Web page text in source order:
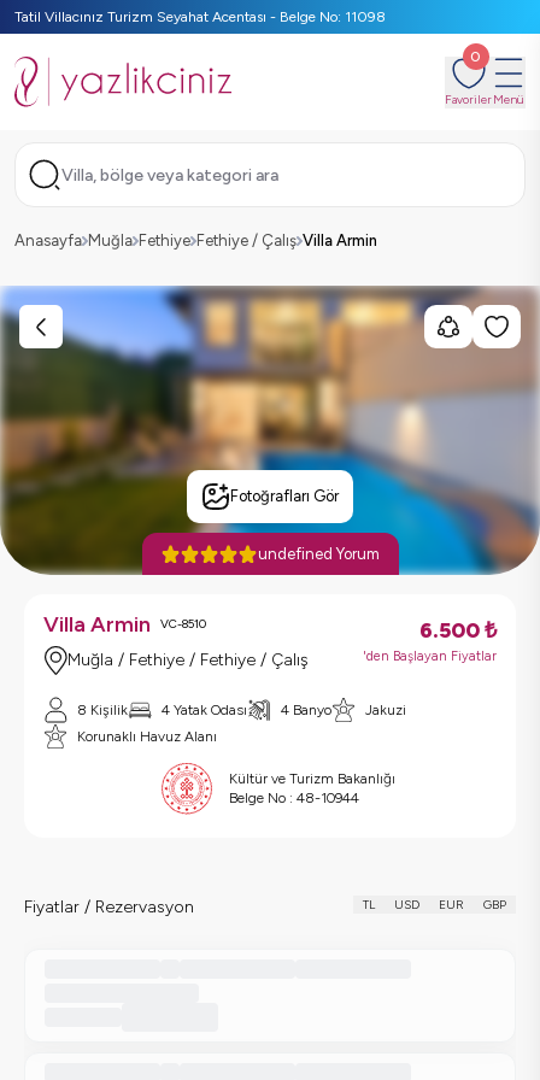
Tatil Villacınız Turizm Seyahat Acentası - Belge No: 11098
0
FavorilerMenü
Villa, bölge veya kategori ara
Anasayfa Muğla Fethiye Fethiye / Çalış Villa Armin
Fotoğrafları Gör
undefined Yorum
Villa Armin VC-8510
Muğla / Fethiye / Fethiye / Çalış
6.500₺
'den Başlayan Fiyatlar
8 Kişilik 4 Yatak Odası 4 Banyo
Jakuzi
Korunaklı Havuz Alanı
Kültür ve Turizm Bakanlığı
Belge No : 48-10944
Fiyatlar / Rezervasyon TL USD EUR GBP